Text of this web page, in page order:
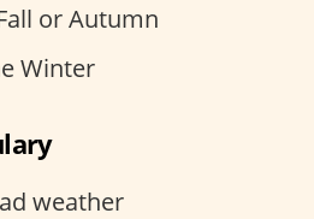
or Autumn
Winter
weather